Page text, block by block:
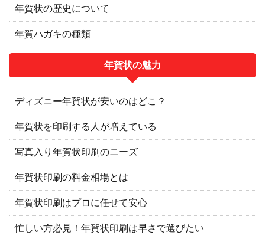
年賀状の歴史について
年賀ハガキの種類
年賀状の魅力
ディズニー年賀状が安いのはどこ？
年賀状を印刷する人が増えている
写真入り年賀状印刷のニーズ
年賀状印刷の料金相場とは
年賀状印刷はプロに任せて安心
忙しい方必見！年賀状印刷は早さで選びたい